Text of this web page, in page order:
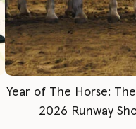
Year of The Horse:
2026 Runway